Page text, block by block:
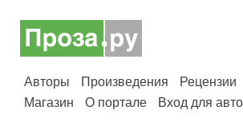
Авторы Произведения Рецензии
Магазин
О портале Вход для